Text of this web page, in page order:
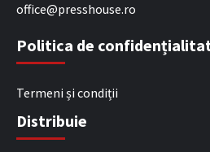
office@presshouse.ro
Politica de
Termeni și condiții
Distribuie